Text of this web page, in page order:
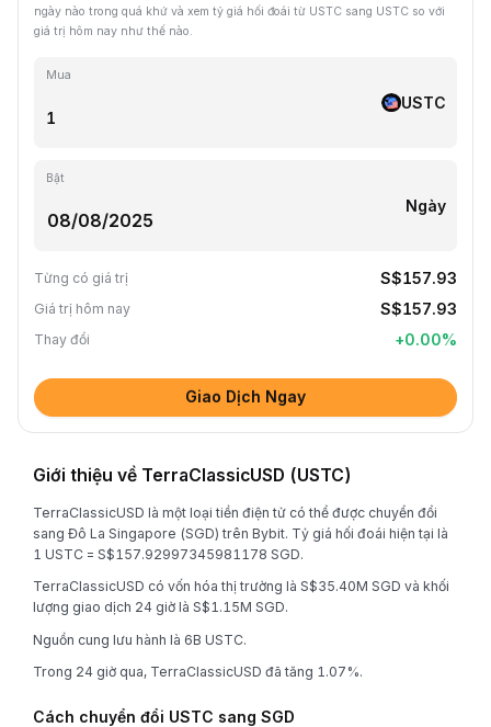
ngày nào trong quá khứ và xem tỷ giá hối đoái từ USTC sang USTC so với
giá trị hôm nay như thế nào.
Mua
USTC
Bật
Ngày
Từng có giá trị S$157.93
Giá trị hôm nay S$157.93
Thay đổi +0.00%
Giao Dịch Ngay
Giới thiệu về TerraClassicUSD (USTC)
TerraClassicUSD là một loại tiền điện tử có thể được chuyển đổi
sang Đô La Singapore (SGD) trên Bybit. Tỷ giá hối đoái hiện tại là
1 USTC = S$157.92997345981178 SGD.
TerraClassicUSD có vốn hóa thị trường là S$35.40M SGD và khối
lượng giao dịch 24 giờ là S$1.15M SGD.
Nguồn cung lưu hành là 6B USTC.
Trong 24 giờ qua, TerraClassicUSD đã tăng 1.07%.
Cách chuyển đổi USTC sang SGD